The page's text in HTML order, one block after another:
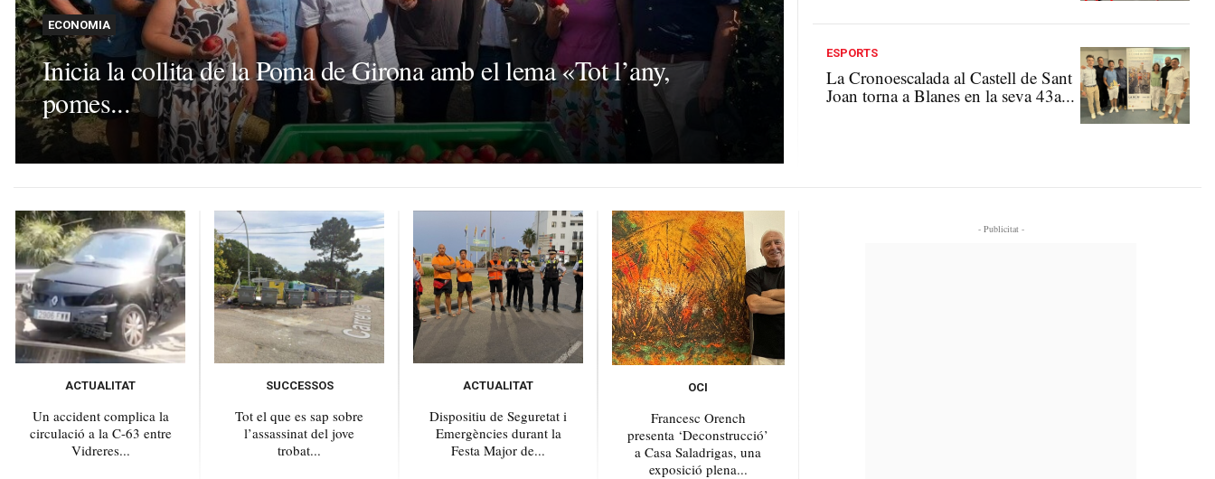
ECONOMIA
Inicia la collita de la Poma de Girona amb el lema «Tot l’any,
pomes...
ESPORTS
La Cronoescalada al Castell de Sant
Joan torna a Blanes en la seva 43a...
ACTUALITAT
Un accident complica la
circulació a la C-63 entre
Vidreres...
SUCCESSOS
Tot el que es sap sobre
l’assassinat del jove
trobat...
ACTUALITAT
Dispositiu de Seguretat i
Emergències durant la
Festa Major de...
OCI
Francesc Orench
presenta ‘Deconstrucció’
a Casa Saladrigas, una
exposició plena...
- Publicitat -